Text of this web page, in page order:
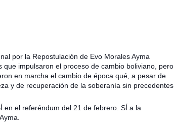
por la Repostulación de Evo Morales Ayma
impulsaron el proceso de cambio boliviano, pero
en marcha el cambio de época qué, a pesar de
y de recuperación de la soberanía sin precedentes
en el referéndum del 21 de febrero. SÍ a la